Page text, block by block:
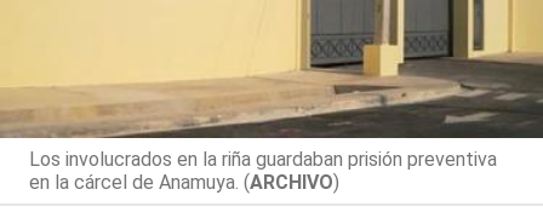
Los involucrados en la riña guardaban prisión preventiva
en la cárcel de Anamuya. (ARCHIVO)